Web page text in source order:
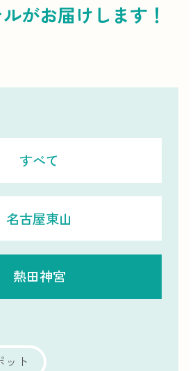
がお届けします！
すべて
名古屋東山
熱田神宮
ット